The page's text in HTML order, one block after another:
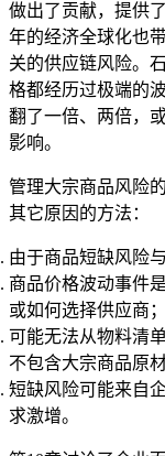
做出了贡献，提供
年的经济全球化也
关的供应链风险。
格都经历过极端的
翻了一倍、两倍，
影响。
管理大宗商品风险
其它原因的方法：
由于商品短缺风险
商品价格波动事件
或如何选择供应商；
可能无法从物料清
不包含大宗商品原
短缺风险可能来自
求激增。